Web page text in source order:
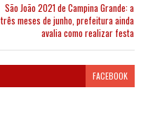
São João 2021 de Campina Grande: a
três meses de junho, prefeitura ainda
avalia como realizar festa
FACEBOOK